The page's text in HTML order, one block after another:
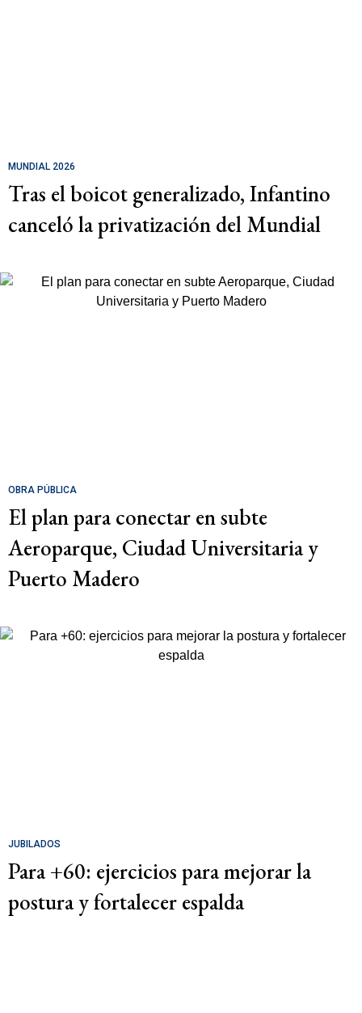
MUNDIAL 2026
Tras el boicot generalizado, Infantino
canceló la privatización del Mundial
OBRA PÚBLICA
El plan para conectar en subte
Aeroparque, Ciudad Universitaria y
Puerto Madero
JUBILADOS
Para +60: ejercicios para mejorar la
postura y fortalecer espalda